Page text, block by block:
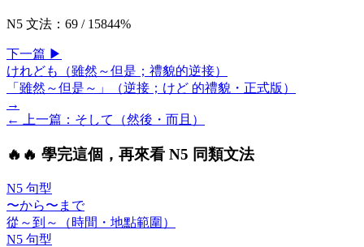
N5 文法 ： 69 / 15844%
下一篇 ▶
けれども（雖然～但是；禮貌的逆接）
「雖然～但是～」（逆接；けど 的禮貌・正式版）
→
← 上一篇 ： そして（然後・而且）
🔥 🔥 學完這個，再來看 N5 同類文法
N5 句型
〜から〜まで
從～到～（時間・地點範圍）
N5 句型